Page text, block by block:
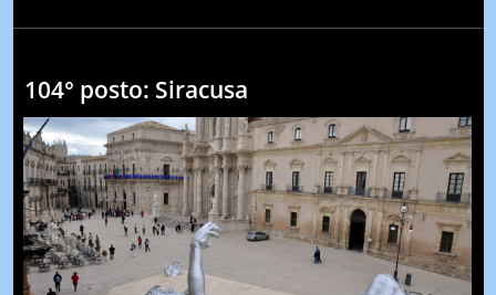
104° posto: Siracusa